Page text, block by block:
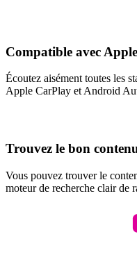
Compatible avec
Écoutez aisément toutes les
Apple CarPlay et Android
Trouvez le bon
Vous pouvez trouver le
moteur de recherche clair de